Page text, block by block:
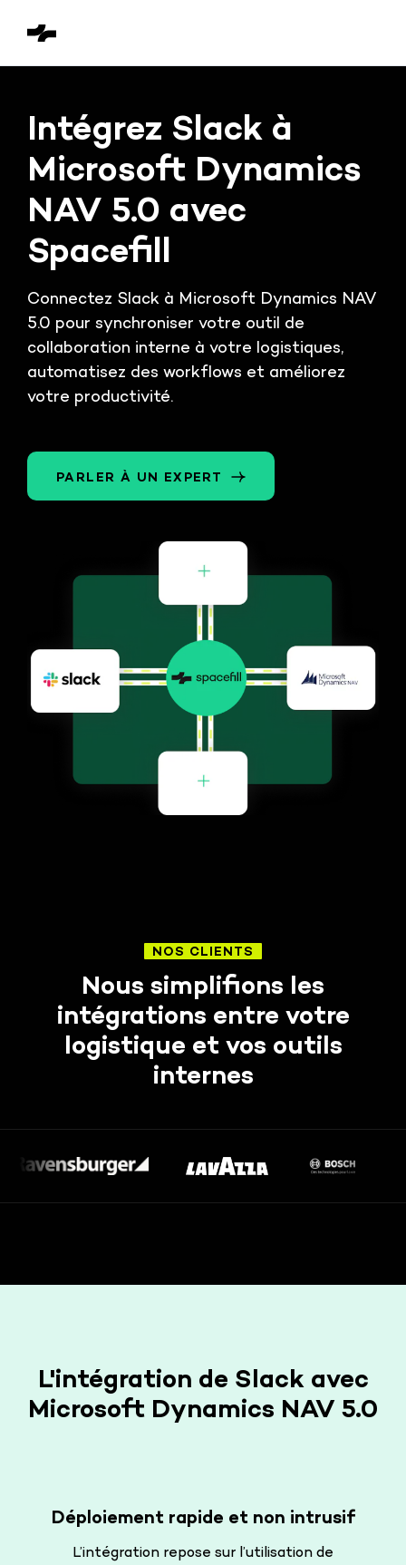
Intégrez Slack à
Microsoft Dynamics
NAV 5.0 avec
Spacefill
Connectez Slack à Microsoft Dynamics NAV
5.0 pour synchroniser votre outil de
collaboration interne à votre logistiques,
automatisez des workflows et améliorez
votre productivité.
PARLER À UN EXPERT
NOS CLIENTS
Nous simplifions les
intégrations entre votre
logistique et vos outils
internes
L'intégration de Slack avec
Microsoft Dynamics NAV 5.0
Déploiement rapide et non intrusif
L’intégration repose sur l’utilisation de